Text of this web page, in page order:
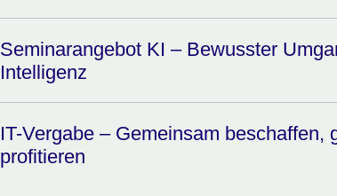
Seminarangebot KI – Bewusster
Intelligenz
IT-Vergabe – Gemeinsam beschaffen,
profitieren